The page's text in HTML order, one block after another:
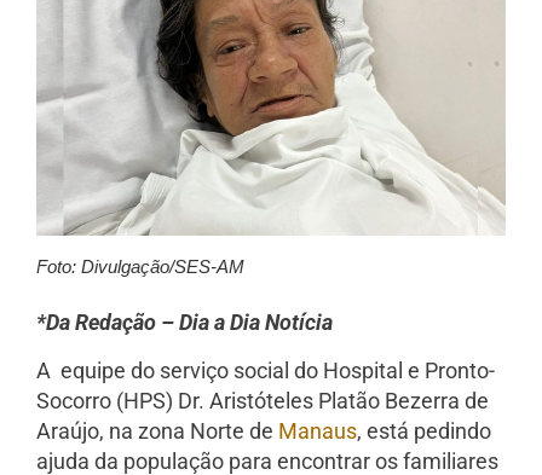
Foto: Divulgação/SES-AM
*Da Redação – Dia a Dia Notícia
A equipe do serviço social do Hospital e Pronto-
Socorro (HPS) Dr. Aristóteles Platão Bezerra de
Araújo, na zona Norte de Manaus, está pedindo
ajuda da população para encontrar os familiares